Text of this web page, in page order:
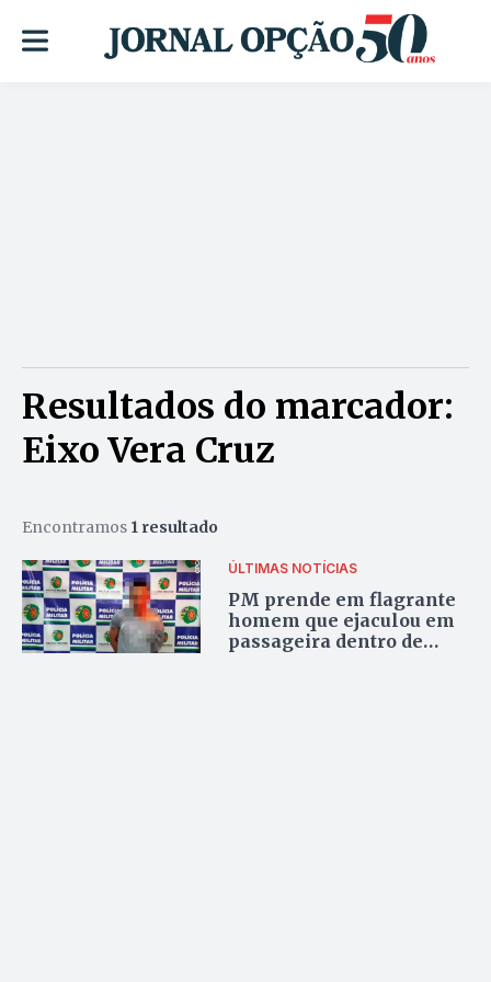
Resultados do marcador:
Eixo Vera Cruz
Encontramos 1 resultado
ÚLTIMAS NOTÍCIAS
PM prende em flagrante
homem que ejaculou em
passageira dentro de